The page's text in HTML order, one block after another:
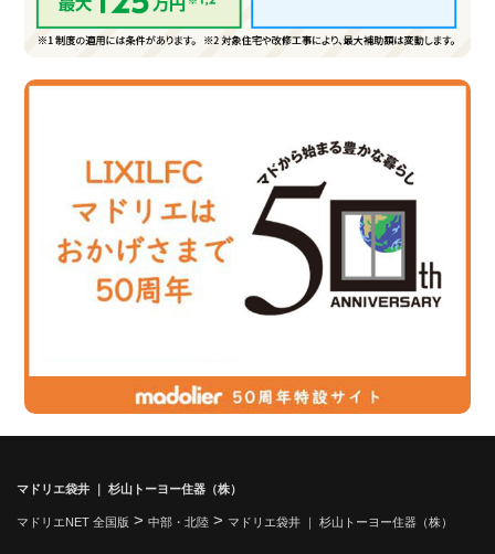
マドリエ袋井 ｜ 杉山トーヨー住器（株）
マドリエNET 全国版 > 中部・北陸 > マドリエ袋井 ｜ 杉山トーヨー住器（株）